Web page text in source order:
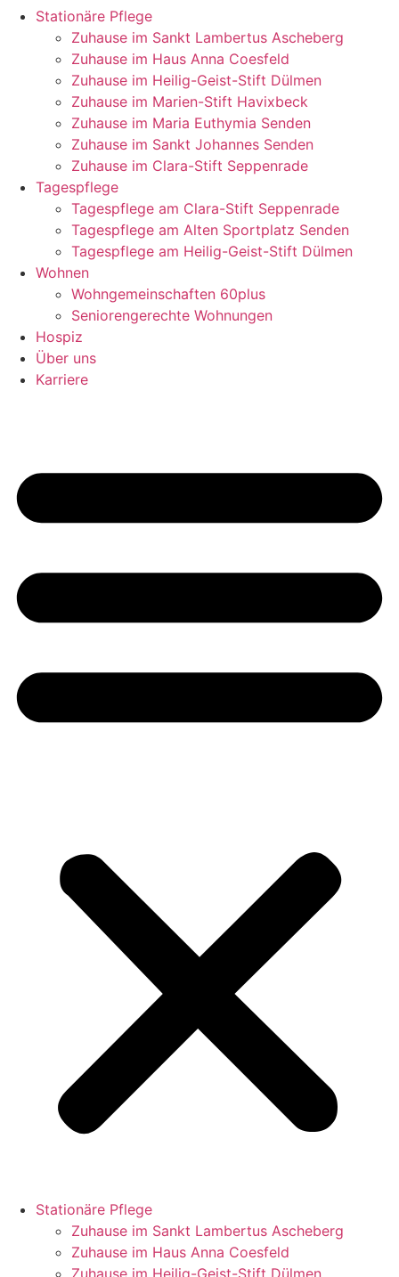
Stationäre Pflege
Zuhause im Sankt Lambertus Ascheberg
Zuhause im Haus Anna Coesfeld
Zuhause im Heilig-Geist-Stift Dülmen
Zuhause im Marien-Stift Havixbeck
Zuhause im Maria Euthymia Senden
Zuhause im Sankt Johannes Senden
Zuhause im Clara-Stift Seppenrade
Tagespflege
Tagespflege am Clara-Stift Seppenrade
Tagespflege am Alten Sportplatz Senden
Tagespflege am Heilig-Geist-Stift Dülmen
Wohnen
Wohngemeinschaften 60plus
Seniorengerechte Wohnungen
Hospiz
Über uns
Karriere
Stationäre Pflege
Zuhause im Sankt Lambertus Ascheberg
Zuhause im Haus Anna Coesfeld
Zuhause im Heilig-Geist-Stift Dülmen